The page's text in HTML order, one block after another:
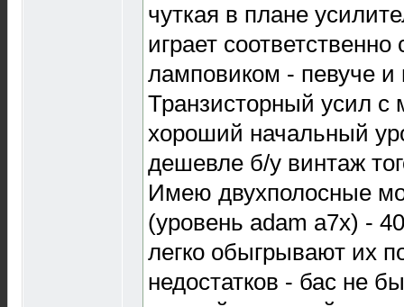
чуткая в плане
играет
ламповиком - певуче и
Транзисторный усил с
хороший начальный
дешевле б/у винтаж
Имею двухполосные
(уровень adam a7x) -
легко обыгрывают их
недостатков - бас не